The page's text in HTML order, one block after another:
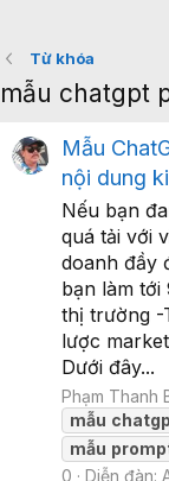
Từ khóa
mẫu chatgpt
Mẫu
nội dung
Nếu bạn
quá tải với
doanh đầy
bạn làm
thị trường -
lược
Dưới đây...
Phạm Thanh
mẫu
mẫu
0
Diễn đàn: